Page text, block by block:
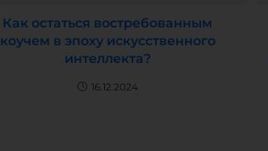
Как остаться востребованным
коучем в эпоху искусственного
интеллекта?
16.12.2024